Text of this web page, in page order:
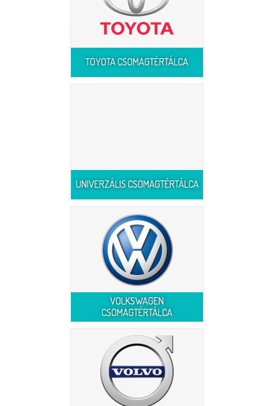
TOYOTA CSOMAGTÉRTÁLCA
UNIVERZÁLIS CSOMAGTÉRTÁLCA
VOLKSWAGEN
CSOMAGTÉRTÁLCA